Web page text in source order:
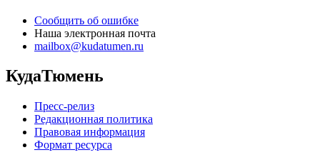
Сообщить об ошибке
Наша электронная почта
mailbox@kudatumen.ru
КудаТюмень
Пресс-релиз
Редакционная политика
Правовая информация
Формат ресурса